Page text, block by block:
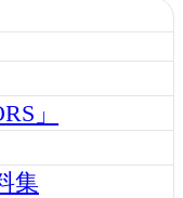
」
集